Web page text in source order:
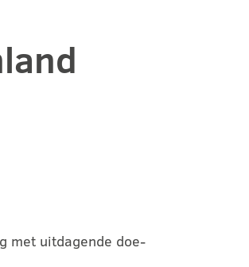
met uitdagende doe-